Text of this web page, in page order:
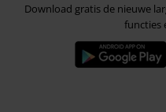
Download gratis de nieuwe
functies